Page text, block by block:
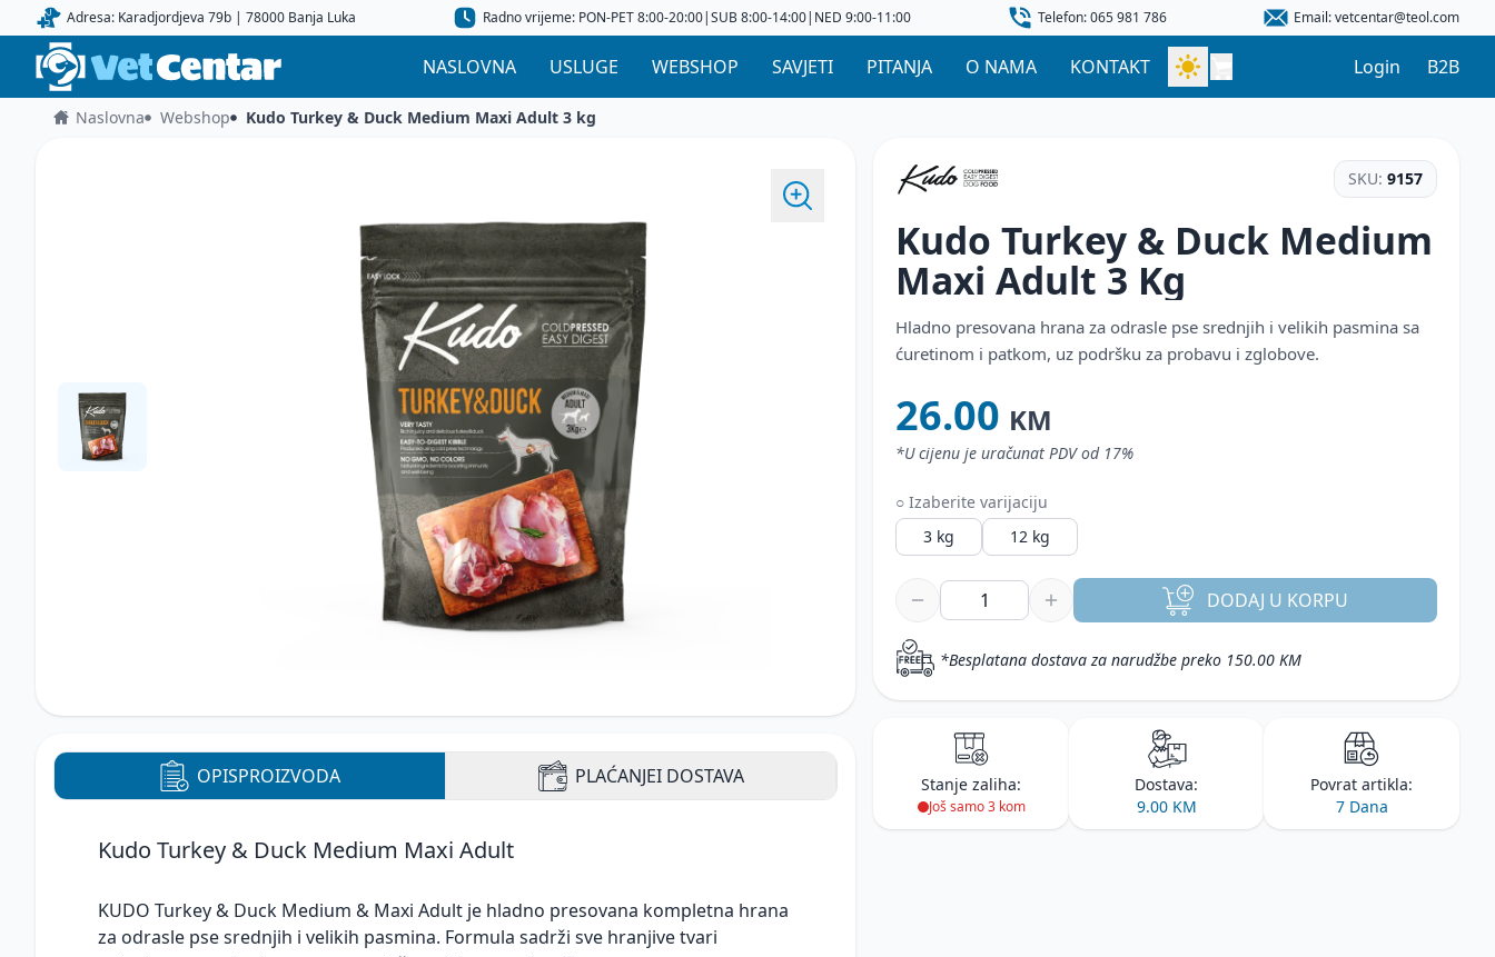
Adresa: Karadjordjeva 79b | 78000 Banja Luka Radno vrijeme: PON-PET 8:00-20:00|SUB 8:00-14:00|NED 9:00-11:00 Telefon: 065 981 786 Email: vetcentar@teol.com
NASLOVNA USLUGE WEBSHOP SAVJETI PITANJA O NAMA KONTAKT Login B2B
Naslovna Webshop Kudo Turkey & Duck Medium Maxi Adult 3 kg
OPISPROIZVODA PLAĆANJEI DOSTAVA
Kudo Turkey & Duck Medium Maxi Adult
KUDO Turkey & Duck Medium & Maxi Adult je hladno presovana kompletna hrana
za odrasle pse srednjih i velikih pasmina. Formula sadrži sve hranjive tvari
SKU: 9157
Kudo Turkey & Duck Medium
Maxi Adult3 Kg
Hladno presovana hrana za odrasle pse srednjih i velikih pasmina sa
ćuretinom i patkom, uz podršku za probavu i zglobove.
26.00 KM
*U cijenu je uračunat PDV od 17%
○ Izaberite varijaciju
3 kg
12 kg
DODAJ U KORPU
*Besplatana dostava za narudžbe preko 150.00 KM
Stanje zaliha:
Još samo 3 kom
Dostava:
9.00 KM
Povrat artikla:
7 Dana